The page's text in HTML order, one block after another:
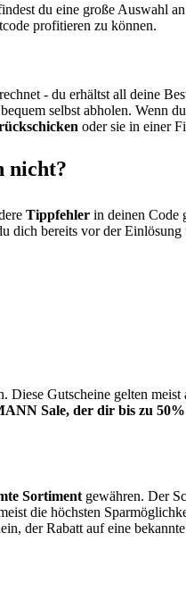
du eine große Auswahl
profitieren zu können.
- du erhältst all deine
selbst abholen. Wenn
oder sie in einer
nicht?
Tippfehler in deinen Code
dich bereits vor der
Diese Gutscheine gelten
Sale, der dir bis zu
Sortiment gewähren. Der
die höchsten
der Rabatt auf eine